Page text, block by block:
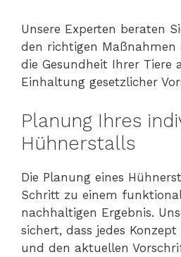
Unsere Experten beraten
den richtigen Maßnahmen
die Gesundheit Ihrer Tiere
Einhaltung gesetzlicher
Planung Ihres
Hühnerstalls
Die Planung eines
Schritt zu einem
nachhaltigen Ergebnis.
sichert, dass jedes
und den aktuellen